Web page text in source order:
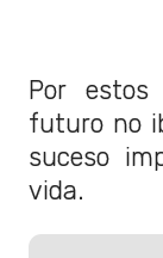
Por
futuro no
suceso
vida.